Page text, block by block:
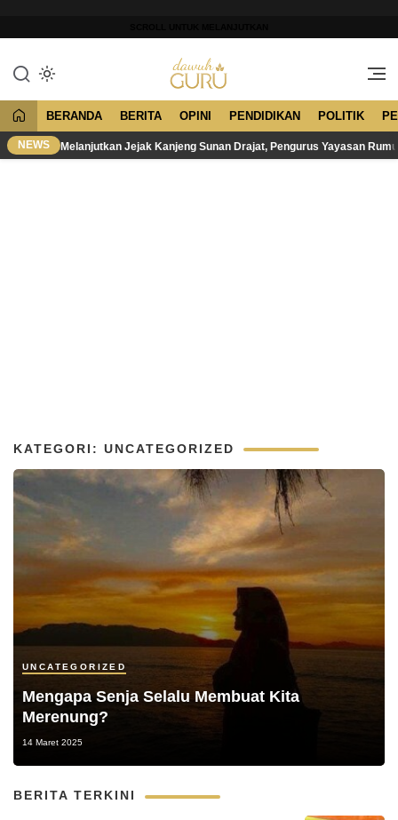
konten
Dawuh Guru
Merawat Tradisi, Membangun
BERANDA BERITA OPINI PENDIDIKAN POLITIK
NEWS Melanjutkan Jejak Kanjeng Sunan Drajat, Pengurus Yayasan
KATEGORI: UNCATEGORIZED
UNCATEGORIZED
Mengapa Senja Selalu Membuat Kita
Merenung?
14 Maret 2025
BERITA TERKINI